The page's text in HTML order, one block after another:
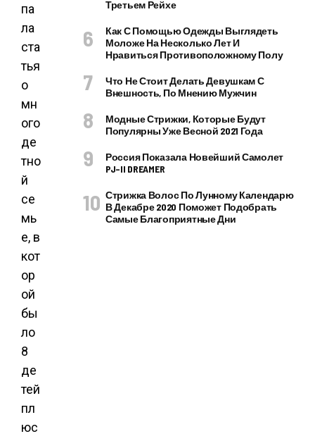
па
ла
ста
тья
о
мн
ого
де
тно
й
се
мь
е, в
кот
ор
ой
бы
ло
8
де
тей
пл
юс
Третьем Рейхе
Как С Помощью Одежды Выглядеть
Моложе На Несколько Лет И
Нравиться Противоположному Полу
Что Не Стоит Делать Девушкам С
Внешность, По Мнению Мужчин
Модные Стрижки, Которые Будут
Популярны Уже Весной 2021 Года
Россия Показала Новейший Самолет
PJ–II DREAMER
Стрижка Волос По Лунному Календарю
В Декабре 2020 Поможет Подобрать
Самые Благоприятные Дни